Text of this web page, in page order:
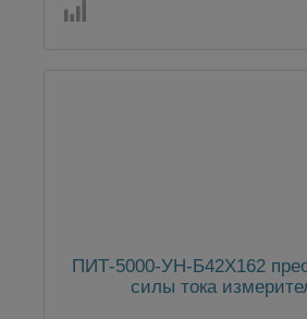
ПИТ-5000-УН-Б42Х162
силы тока